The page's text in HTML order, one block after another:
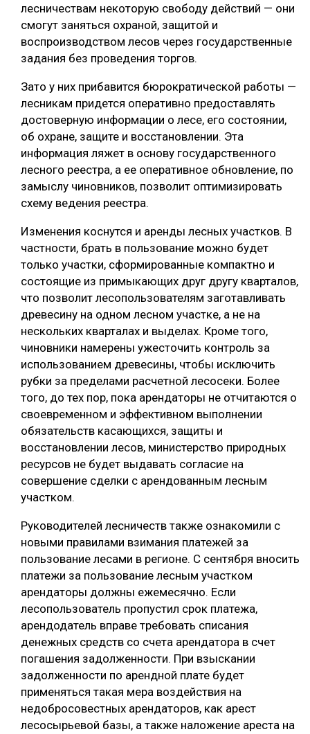
лесничествам некоторую свободу действий — они
смогут заняться охраной, защитой и
воспроизводством лесов через государственные
задания без проведения торгов.
Зато у них прибавится бюрократической работы —
лесникам придется оперативно предоставлять
достоверную информации о лесе, его состоянии,
об охране, защите и восстановлении. Эта
информация ляжет в основу государственного
лесного реестра, а ее оперативное обновление, по
замыслу чиновников, позволит оптимизировать
схему ведения реестра.
Изменения коснутся и аренды лесных участков. В
частности, брать в пользование можно будет
только участки, сформированные компактно и
состоящие из примыкающих друг другу кварталов,
что позволит лесопользователям заготавливать
древесину на одном лесном участке, а не на
нескольких кварталах и выделах. Кроме того,
чиновники намерены ужесточить контроль за
использованием древесины, чтобы исключить
рубки за пределами расчетной лесосеки. Более
того, до тех пор, пока арендаторы не отчитаются о
своевременном и эффективном выполнении
обязательств касающихся, защиты и
восстановлении лесов, министерство природных
ресурсов не будет выдавать согласие на
совершение сделки с арендованным лесным
участком.
Руководителей лесничеств также ознакомили с
новыми правилами взимания платежей за
пользование лесами в регионе. С сентября вносить
платежи за пользование лесным участком
арендаторы должны ежемесячно. Если
лесопользователь пропустил срок платежа,
арендодатель вправе требовать списания
денежных средств со счета арендатора в счет
погашения задолженности. При взыскании
задолженности по арендной плате будет
применяться такая мера воздействия на
недобросовестных арендаторов, как арест
лесосырьевой базы, а также наложение ареста на